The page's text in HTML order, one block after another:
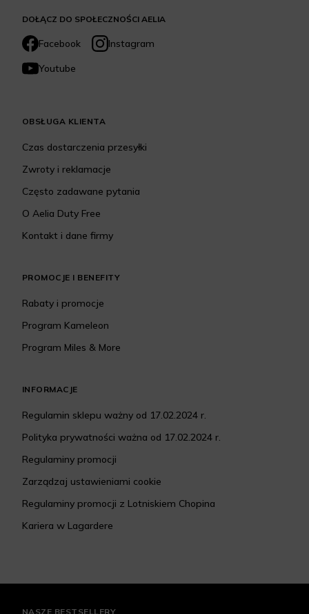
DOŁĄCZ DO SPOŁECZNOŚCI AELIA
Facebook
Instagram
Youtube
OBSŁUGA KLIENTA
Czas dostarczenia przesyłki
Zwroty i reklamacje
Często zadawane pytania
O Aelia Duty Free
Kontakt i dane firmy
PROMOCJE I BENEFITY
Rabaty i promocje
Program Kameleon
Program Miles & More
INFORMACJE
Regulamin sklepu ważny od 17.02.2024 r.
Polityka prywatności ważna od 17.02.2024 r.
Regulaminy promocji
Zarządzaj ustawieniami cookie
Regulaminy promocji z Lotniskiem Chopina
Kariera w Lagardere
NASZE BESTSELLERY